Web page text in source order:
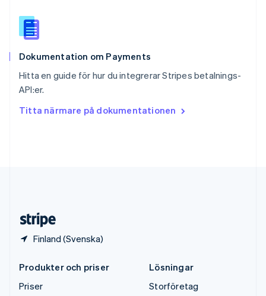
Dokumentation om Payments
Hitta en guide för hur du integrerar Stripes betalnings-
API:er.
Titta närmare på dokumentationen
Finland (Svenska)
Español
Storbritannien
Sverige
Thailand
ไทย
English
Produkter och priser
Priser
Lösningar
Storföretag